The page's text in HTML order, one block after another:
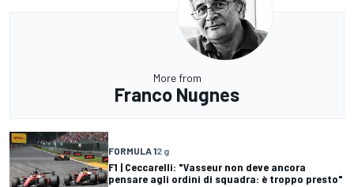
More from
Franco Nugnes
FORMULA 12 g
F1 | Ceccarelli: "Vasseur non deve ancora
pensare agli ordini di squadra: è troppo presto"